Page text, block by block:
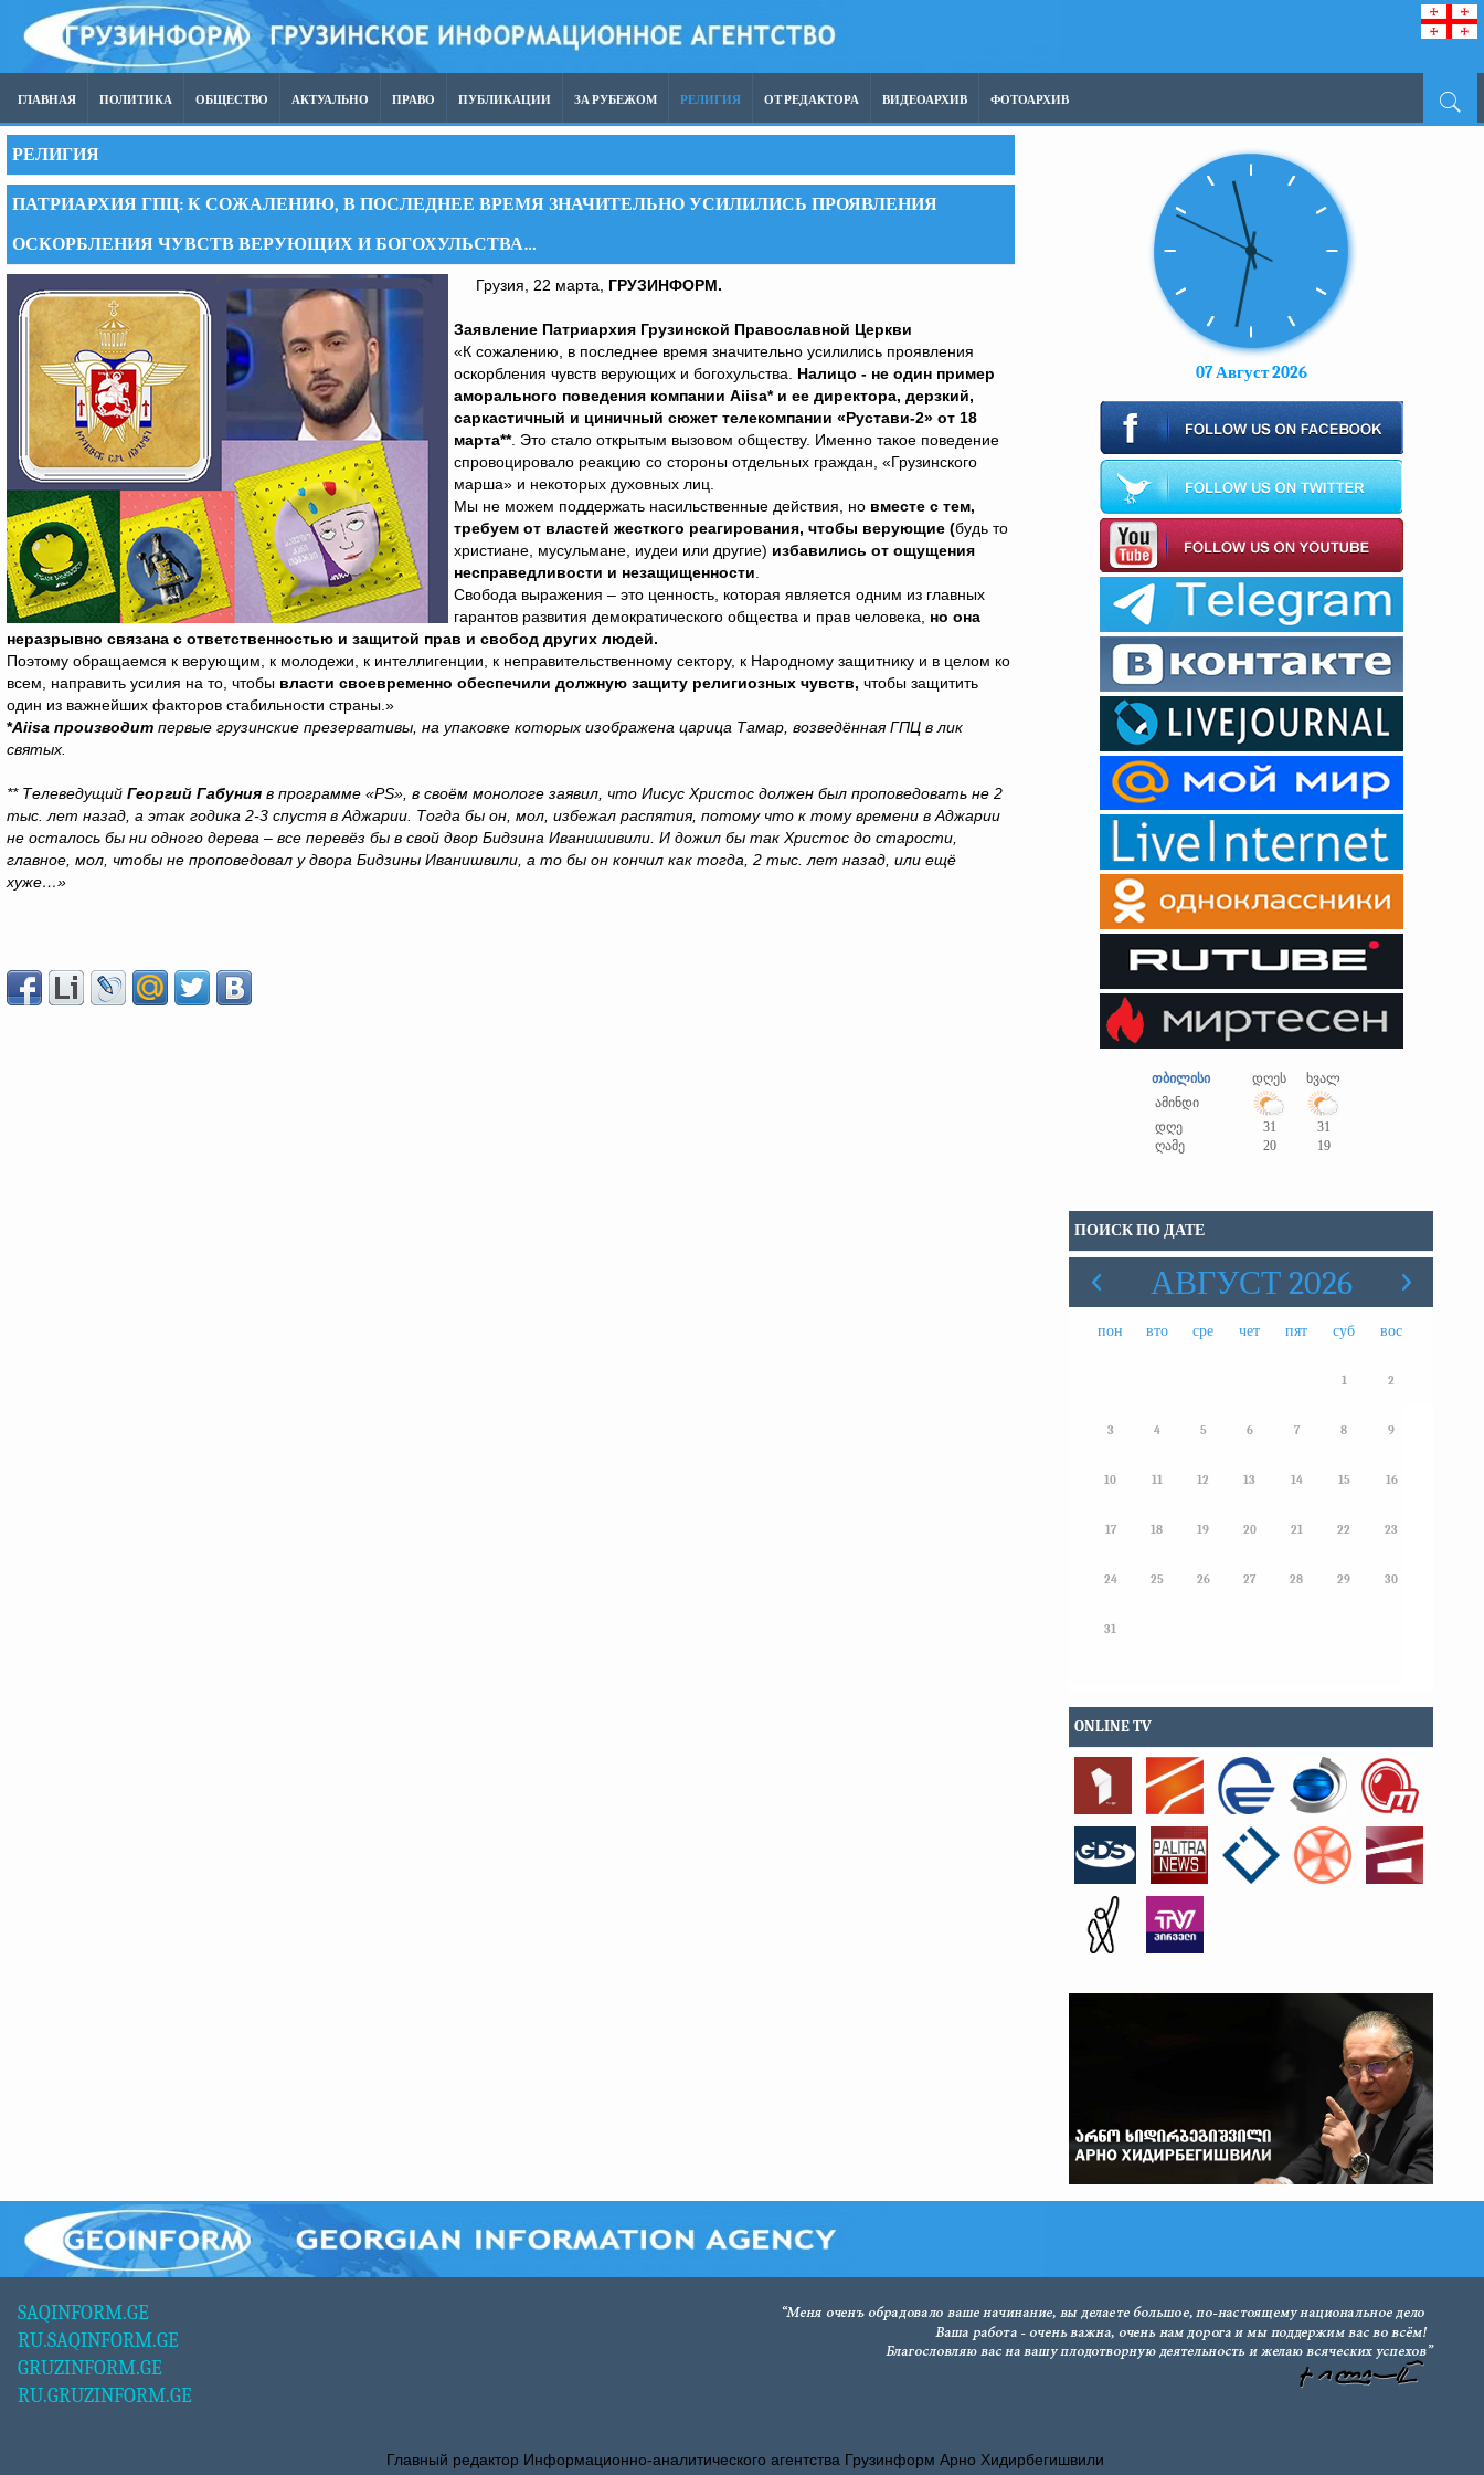
ГЛАВНАЯ ПОЛИТИКА ОБЩЕСТВО АКТУАЛЬНО ПРАВО ПУБЛИКАЦИИ ЗА РУБЕЖОМ РЕЛИГИЯ ОТ РЕДАКТОРА ВИДЕОАРХИВ ФОТОАРХИВ
РЕЛИГИЯ
ПАТРИАРХИЯ ГПЦ: К СОЖАЛЕНИЮ, В ПОСЛЕДНЕЕ ВРЕМЯ ЗНАЧИТЕЛЬНО УСИЛИЛИСЬ ПРОЯВЛЕНИЯ
ОСКОРБЛЕНИЯ ЧУВСТВ ВЕРУЮЩИХ И БОГОХУЛЬСТВА…
Грузия, 22 марта, ГРУЗИНФОРМ.
Заявление Патриархия Грузинской Православной Церкви
«К сожалению, в последнее время значительно усилились проявления
оскорбления чувств верующих и богохульства. Налицо - не один пример
аморального поведения компании Aiisa* и ее директора, дерзкий,
саркастичный и циничный сюжет телекомпании «Рустави-2» от 18
марта**. Это стало открытым вызовом обществу. Именно такое поведение
спровоцировало реакцию со стороны отдельных граждан, «Грузинского
марша» и некоторых духовных лиц.
Мы не можем поддержать насильственные действия, но вместе с тем,
требуем от властей жесткого реагирования, чтобы верующие (будь то
христиане, мусульмане, иудеи или другие) избавились от ощущения
несправедливости и незащищенности
Свобода выражения – это ценность, которая является одним из главных
гарантов развития демократического общества и прав человека, но она
неразрывно связана с ответственностью и защитой прав и свобод других людей.
Поэтому обращаемся к верующим, к молодежи, к интеллигенции, к неправительственному сектору, к Народному защитнику и в целом ко
всем, направить усилия на то, чтобы власти своевременно обеспечили должную защиту религиозных чувств, чтобы защитить
один из важнейших факторов стабильности страны.»
*Aiisa производит первые грузинские презервативы, на упаковке которых изображена царица Тамар, возведённая ГПЦ в лик
святых.
** Телеведущий Георгий Габуния в программе «PS», в своём монологе заявил, что Иисус Христос должен был проповедовать не 2
тыс. лет назад, а этак годика 2-3 спустя в Аджарии. Тогда бы он, мол, избежал распятия, потому что к тому времени в Аджарии
не осталось бы ни одного дерева – все перевёз бы в свой двор Бидзина Иванишивили. И дожил бы так Христос до старости,
главное, мол, чтобы не проповедовал у двора Бидзины Иванишвили, а то бы он кончил как тогда, 2 тыс. лет назад, или ещё
хуже…»
07 Август 2026
თბილისი დღეს
ხვალ
ამინდი
დღე
31
31
ღამე
20 19
ПОИСК ПО ДАТЕ
АВГУСТ 2026
пон вто сре чет пят суб вос
1 2
3 4 5 6 7 8 9
10 11 12 13 14 15 16
17 18 19 20 21 22 23
24 25 26 27 28 29 30
31
ONLINE TV
SAQINFORM.GE
RU.SAQINFORM.GE
GRUZINFORM.GE
RU.GRUZINFORM.GE
Главный редактор Информационно-аналитического агентства Грузинформ Арно Хидирбегишвили